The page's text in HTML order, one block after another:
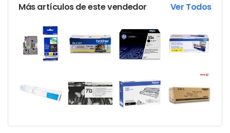
Más artículos de este vendedor Ver Todos